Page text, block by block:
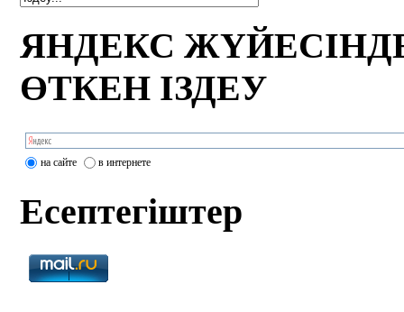
ЯНДЕКС
ӨТКЕН ІЗДЕУ
на сайте в интернете
Есептегіштер